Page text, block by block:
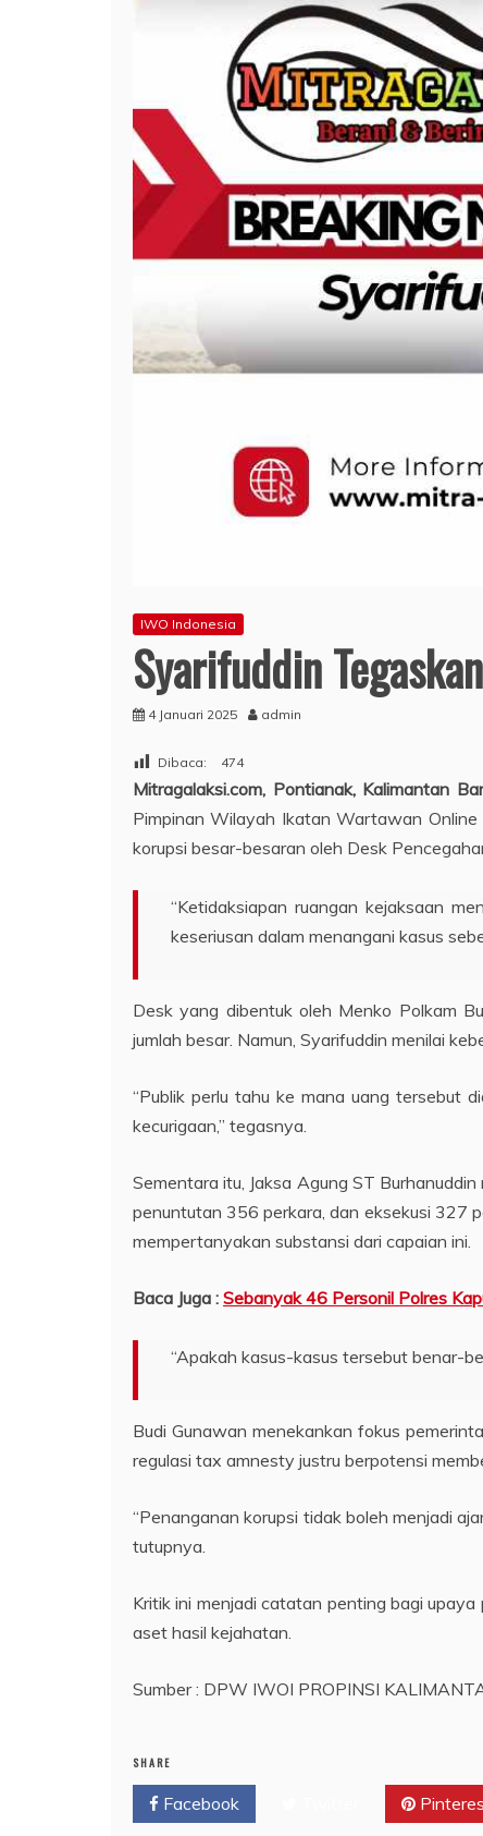
IWO Indonesia
Syarifuddin
4 Januari 2025 admin
Dibaca: 474
Mitragalaksi.com, Pontianak, Kalimantan
Pimpinan Wilayah Ikatan Wartawan
korupsi besar-besaran oleh Desk
“Ketidaksiapan ruangan kejaksaan
keseriusan dalam menangani kasus
Desk yang dibentuk oleh Menko Polkam
jumlah besar. Namun, Syarifuddin menilai
“Publik perlu tahu ke mana uang tersebut
kecurigaan,” tegasnya.
Sementara itu, Jaksa Agung ST
penuntutan 356 perkara, dan eksekusi 327
mempertanyakan substansi dari capaian ini.
Baca Juga : Sebanyak 46 Personil Polres
“Apakah kasus-kasus tersebut benar-
Budi Gunawan menekankan fokus
regulasi tax amnesty justru berpotensi
“Penanganan korupsi tidak boleh menjadi
tutupnya.
Kritik ini menjadi catatan penting bagi
aset hasil kejahatan.
Sumber : DPW IWOI PROPINSI
SHARE
Facebook